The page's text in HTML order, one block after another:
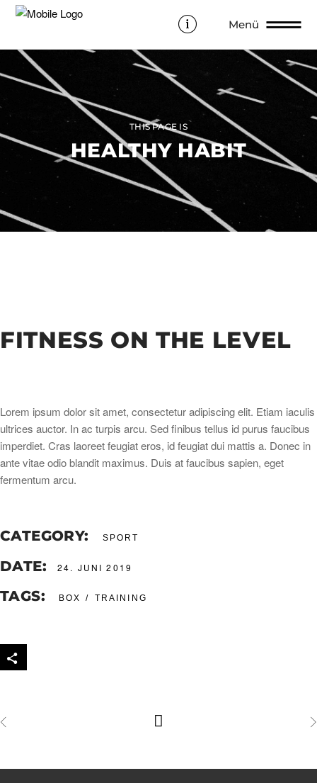
Menü
THIS PAGE IS
HEALTHY HABIT
FITNESS ON THE LEVEL
Lorem ipsum dolor sit amet, consectetur adipiscing elit. Etiam iaculis
ultrices auctor. In ac turpis arcu. Sed finibus tellus id purus faucibus
imperdiet. Cras laoreet feugiat eros, id feugiat dui mattis a. Donec in
ante vitae odio blandit maximus. Duis at faucibus sapien, eget
fermentum arcu.
CATEGORY: SPORT
DATE: 24. JUNI 2019
TAGS: BOX TRAINING